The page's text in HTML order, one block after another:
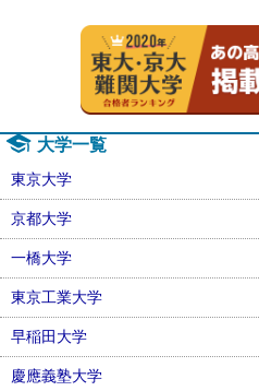
大学一覧
東京大学
京都大学
一橋大学
東京工業大学
早稲田大学
慶應義塾大学